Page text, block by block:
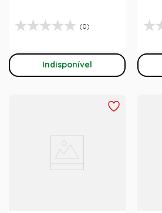
(0)
Indisponível